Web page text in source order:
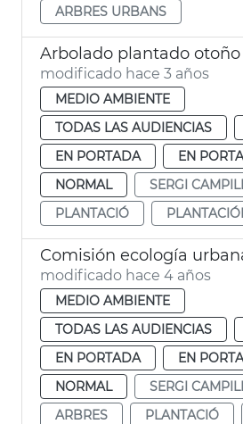
ARBRES URBANS
Arbolado plantado otoño
modificado hace 3 años
MEDIO AMBIENTE
TODAS LAS AUDIENCIAS
EN PORTADA
EN
NORMAL
SERGI
PLANTACIÓ
Comisión ecología
modificado hace 4 años
MEDIO AMBIENTE
TODAS LAS AUDIENCIAS
EN PORTADA
EN
NORMAL
SERGI
ARBRES
PLANTACIÓ